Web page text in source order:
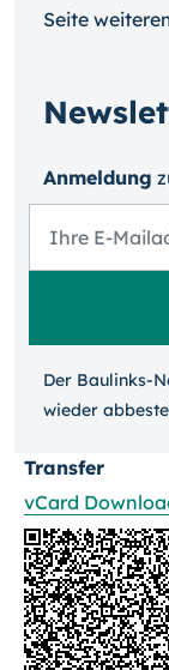
Seite
Anmeldung
Der Baulinks-
wieder
Transfer
vCard